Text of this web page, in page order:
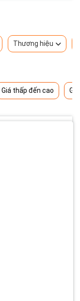
Thương hiệu
Giá thấp đến cao